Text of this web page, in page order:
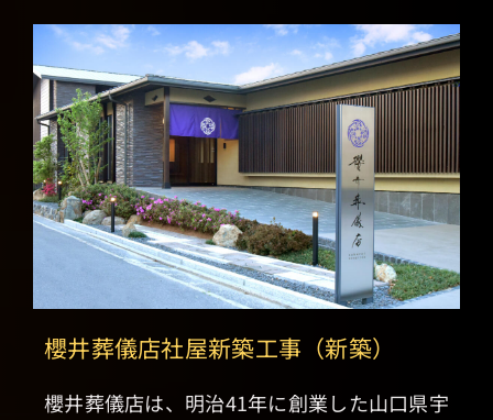
櫻井葬儀店社屋新築工事（新築）
櫻井葬儀店は、明治41年に創業した山口県宇